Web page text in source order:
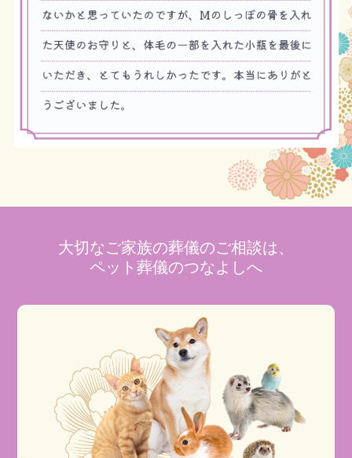
大切なご家族の葬儀のご相談は、
ペット葬儀のつなよしへ